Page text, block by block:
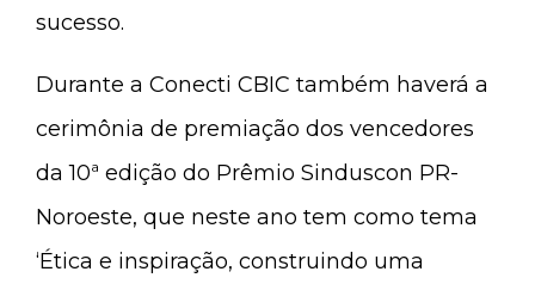
sucesso.
Durante a Conecti CBIC também haverá a
cerimônia de premiação dos vencedores
da 10ª edição do Prêmio Sinduscon PR-
Noroeste, que neste ano tem como tema
‘Ética e inspiração, construindo uma